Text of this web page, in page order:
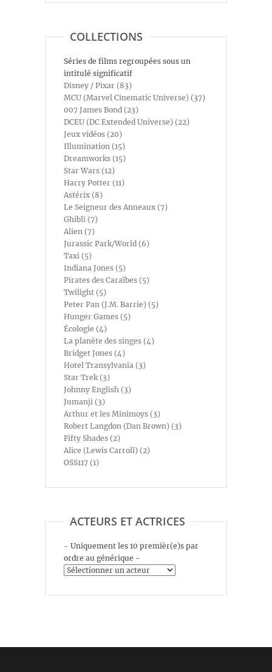
COLLECTIONS
Séries de films regroupées sous un
intitulé significatif
Disney / Pixar (83)
MCU (Marvel Cinematic Universe) (37)
007 James Bond (23)
DCEU (DC Extended Universe) (22)
Jeux vidéos (20)
Illumination (15)
Dreamworks (15)
Star Wars (12)
Harry Potter (11)
Astérix (8)
Le Seigneur des Anneaux (7)
Ghibli (7)
Alien (7)
Jurassic Park/World (6)
Taxi (5)
Indiana Jones (5)
Pirates des Caraïbes (5)
Twilight (5)
Peter Pan (J.M. Barrie) (5)
Hunger Games (5)
Écologie (4)
La planète des singes (4)
Bridget Jones (4)
Hotel Transylvania (3)
Star Trek (3)
Johnny English (3)
Jumanji (3)
Arthur et les Minimoys (3)
Robert Langdon (Dan Brown) (3)
Fifty Shades (2)
Alice (Lewis Carroll) (2)
OSS117 (1)
ACTEURS ET ACTRICES
- Uniquement les 10 premièr(e)s par
ordre au générique -